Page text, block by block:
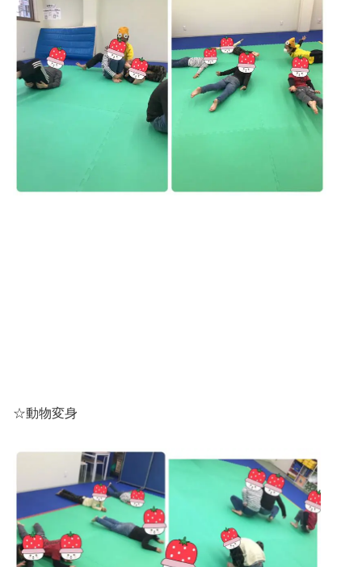
☆動物変身